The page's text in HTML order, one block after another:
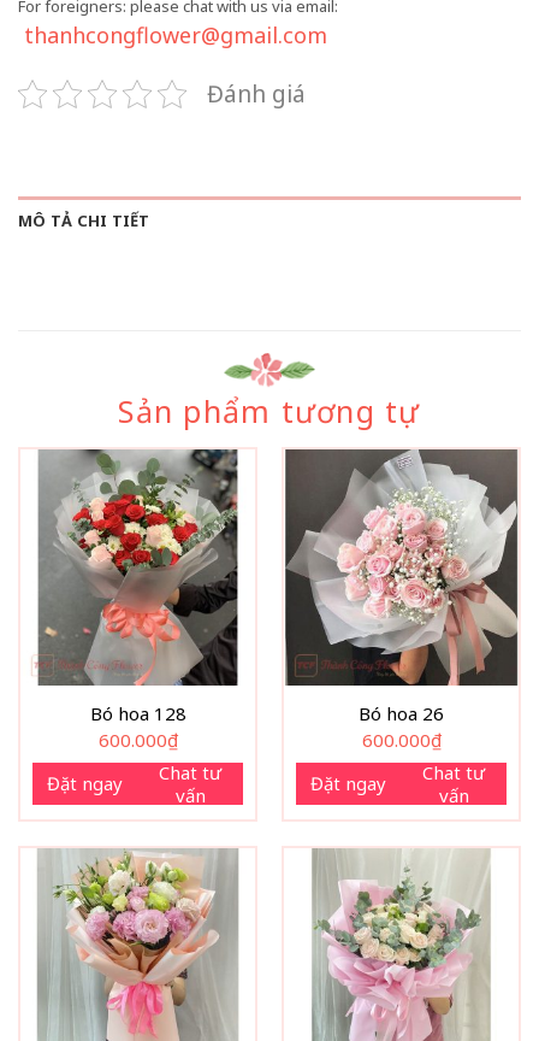
For foreigners: please chat with us via email:
thanhcongflower@gmail.com
Đánh giá
MÔ TẢ CHI TIẾT
Sản phẩm tương tự
Bó hoa 128
600.000₫
Đặt ngay
Chat tư
vấn
Bó hoa 26
600.000₫
Đặt ngay
Chat tư
vấn